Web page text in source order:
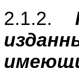
2.1.2.